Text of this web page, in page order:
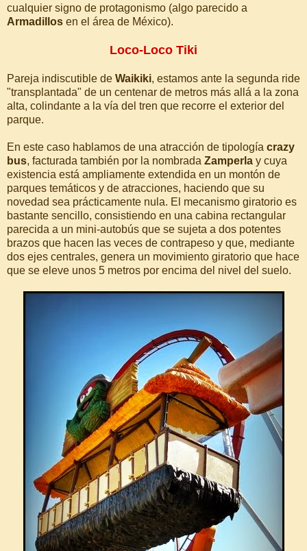
cualquier signo de protagonismo (algo parecido a
Armadillos en el área de México).
Loco-Loco Tiki
Pareja indiscutible de Waikiki, estamos ante la segunda ride
"transplantada" de un centenar de metros más allá a la zona
alta, colindante a la vía del tren que recorre el exterior del
parque.
En este caso hablamos de una atracción de tipología crazy
bus, facturada también por la nombrada Zamperla y cuya
existencia está ampliamente extendida en un montón de
parques temáticos y de atracciones, haciendo que su
novedad sea prácticamente nula. El mecanismo giratorio es
bastante sencillo, consistiendo en una cabina rectangular
parecida a un mini-autobús que se sujeta a dos potentes
brazos que hacen las veces de contrapeso y que, mediante
dos ejes centrales, genera un movimiento giratorio que hace
que se eleve unos 5 metros por encima del nivel del suelo.